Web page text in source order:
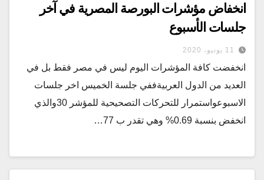
انخفاض مؤشرات البورصة المصرية في آخر
جلسات الأسبوع
11 يونيو، 2020
انخفضت كافة المؤشرات اليوم ليس في مصر فقط بل في
العديد من الدول العربيةففي جلسة الخميس اخر جلسات
الاسبوعواستمرار للتحركات التصحيحية للمؤشر 30والذي
انخفض بنسبة 0.69% وهي تقدر ب 77…